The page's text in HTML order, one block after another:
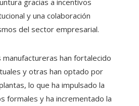
gracias a incentivos
y una colaboración
del sector empresarial.
han fortalecido
y otras han optado por
lo que ha impulsado la
formales y ha incrementado la